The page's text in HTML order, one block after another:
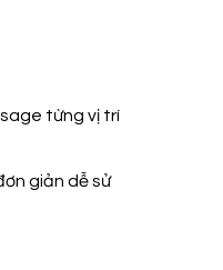
từng vị trí
giản dễ sử